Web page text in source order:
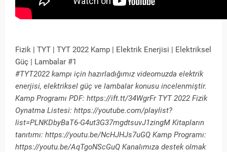
Fizik | TYT | TYT 2022 Kamp | Elektrik Enerjisi | Elektriksel
Güç | Lambalar #1
#TYT2022 kampı için hazırladığımız videomuzda elektrik
enerjisi, elektriksel güç ve lambalar konusu incelenmiştir.
Kamp Programı PDF: https://ift.tt/34WgrFr TYT 2022 Fizik
Oynatma Listesi: https://youtube.com/playlist?
list=PLNKDbyBaT6-G4ut3G37mgdtsuvJ1zingM Kitapların
tanıtımı: https://youtu.be/NcHJHJs7uGQ Kamp Programı:
https://youtu.be/AqTgoNScGuQ Kanalımıza destek olmak